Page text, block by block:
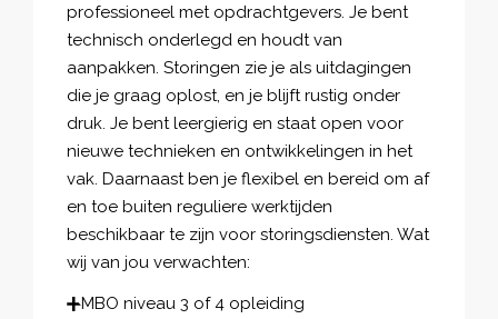
professioneel met opdrachtgevers. Je bent
technisch onderlegd en houdt van
aanpakken. Storingen zie je als uitdagingen
die je graag oplost, en je blijft rustig onder
druk. Je bent leergierig en staat open voor
nieuwe technieken en ontwikkelingen in het
vak. Daarnaast ben je flexibel en bereid om af
en toe buiten reguliere werktijden
beschikbaar te zijn voor storingsdiensten. Wat
wij van jou verwachten:
MBO niveau 3 of 4 opleiding